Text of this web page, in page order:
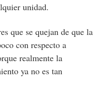
unidad.
que se quejan de que la
con respecto a
realmente la
ya no es tan